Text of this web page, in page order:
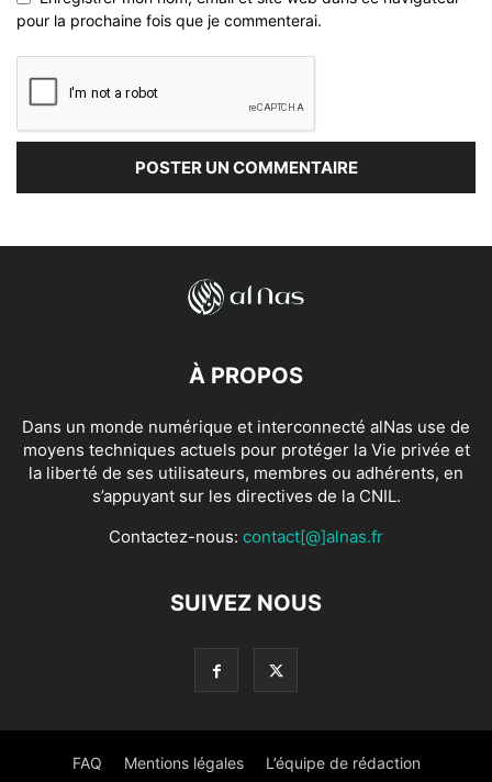
pour la prochaine fois que je commenterai.
À PROPOS
Dans un monde numérique et interconnecté alNas use de
moyens techniques actuels pour protéger la Vie privée et
la liberté de ses utilisateurs, membres ou adhérents, en
s’appuyant sur les directives de la CNIL.
Contactez-nous: contact[@]alnas.fr
SUIVEZ NOUS
FAQ Mentions légales L’équipe de rédaction